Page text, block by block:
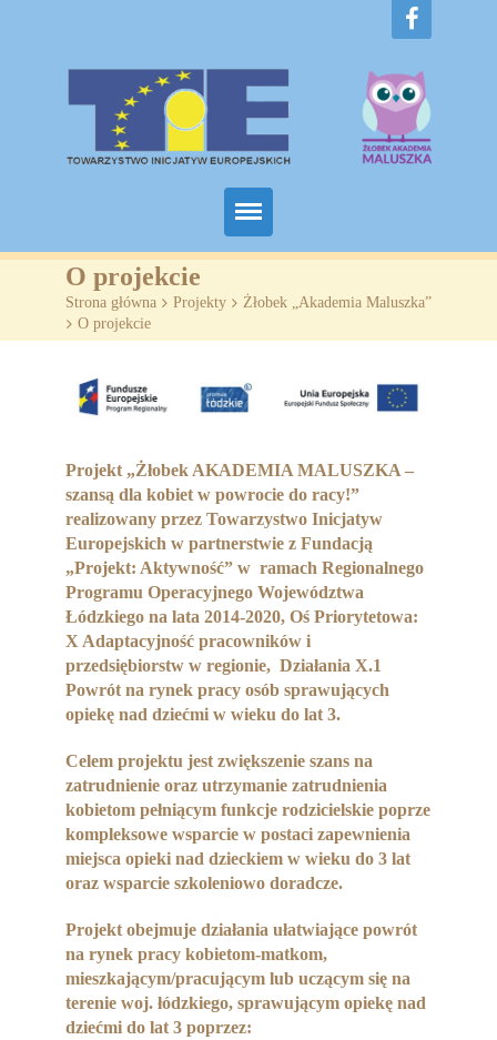
Home
O nas
Żłobki
SZKOLENIA
Partnerzy
Współpraca
Sponsorzy
Kontakt
Rekrutacja Widzew
MALUCH PLUS
Zapytania ofertowe
O projekcie
Strona główna > Projekty > Żłobek „Akademia Maluszka”
> O projekcie
Projekt „Żłobek AKADEMIA MALUSZKA –
szansą dla kobiet w powrocie do racy!”
realizowany przez Towarzystwo Inicjatyw
Europejskich w partnerstwie z Fundacją
„Projekt: Aktywność” w ramach Regionalnego
Programu Operacyjnego Województwa
Łódzkiego na lata 2014-2020, Oś Priorytetowa:
X Adaptacyjność pracowników i
przedsiębiorstw w regionie, Działania X.1
Powrót na rynek pracy osób sprawujących
opiekę nad dziećmi w wieku do lat 3.
Celem projektu jest zwiększenie szans na
zatrudnienie oraz utrzymanie zatrudnienia
kobietom pełniącym funkcje rodzicielskie poprze
kompleksowe wsparcie w postaci zapewnienia
miejsca opieki nad dzieckiem w wieku do 3 lat
oraz wsparcie szkoleniowo doradcze.
Projekt obejmuje działania ułatwiające powrót
na rynek pracy kobietom-matkom,
mieszkającym/pracującym lub uczącym się na
terenie woj. łódzkiego, sprawującym opiekę nad
dziećmi do lat 3 poprzez: